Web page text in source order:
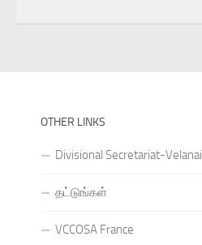
OTHER LINKS
Divisional Secretariat-Velanai
தட்டுங்கள்
VCCOSA France